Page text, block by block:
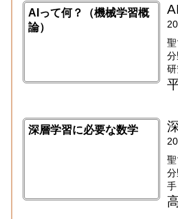
AIって何？（機械学習概
論）
研
深層学習に必要な数学
手